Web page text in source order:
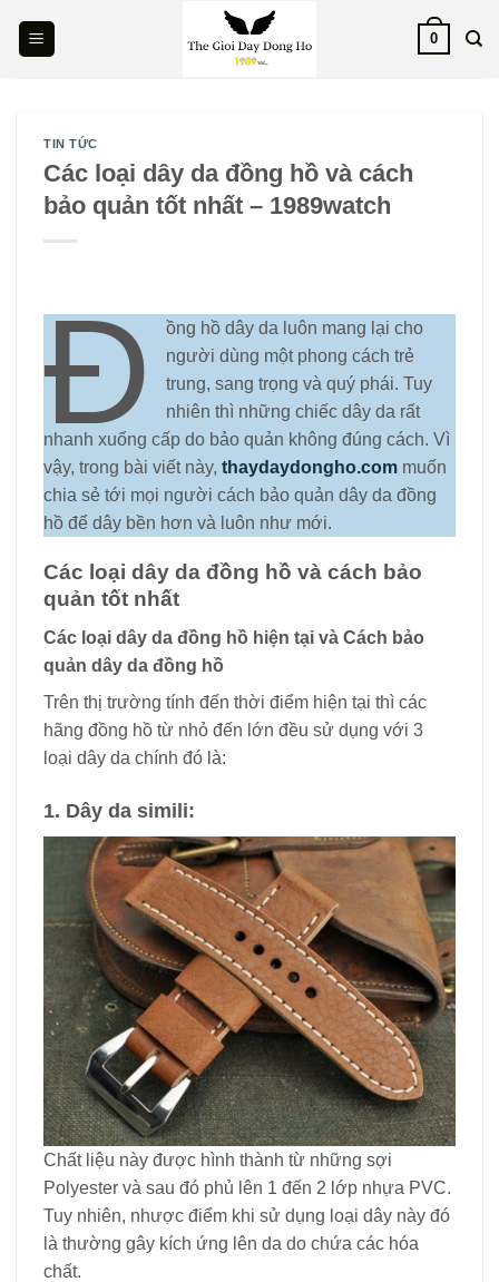
0
TIN TỨC
Các loại dây da đồng hồ và cách
bảo quản tốt nhất – 1989watch
Đ
ồng hồ dây da luôn mang lại cho
người dùng một phong cách trẻ
trung, sang trọng và quý phái. Tuy
nhiên thì những chiếc dây da rất
nhanh xuống cấp do bảo quản không đúng cách. Vì
vậy, trong bài viết này, thaydaydongho.com muốn
chia sẻ tới mọi người cách bảo quản dây da đồng
hồ để dây bền hơn và luôn như mới.
Các loại dây da đồng hồ và cách bảo
quản tốt nhất
Các loại dây da đồng hồ hiện tại và Cách bảo
quản dây da đồng hồ
Trên thị trường tính đến thời điểm hiện tại thì các
hãng đồng hồ từ nhỏ đến lớn đều sử dụng với 3
loại dây da chính đó là:
1. Dây da simili:
Chất liệu này được hình thành từ những sợi
Polyester và sau đó phủ lên 1 đến 2 lớp nhựa PVC.
Tuy nhiên, nhược điểm khi sử dụng loại dây này đó
là thường gây kích ứng lên da do chứa các hóa
chất.